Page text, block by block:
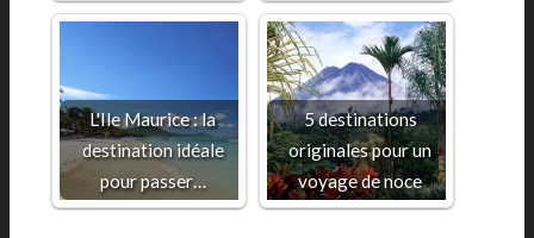
L'Ile Maurice : la
destination idéale
pour passer…
5 destinations
originales pour un
voyage de noce